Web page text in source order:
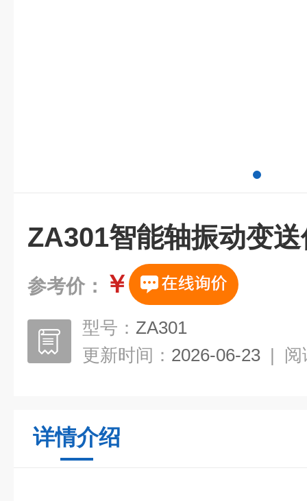
ZA301智能轴振动变
参考价： ￥
型号： ZA301
更新时间： 2026-06-23 | 阅
详情介绍